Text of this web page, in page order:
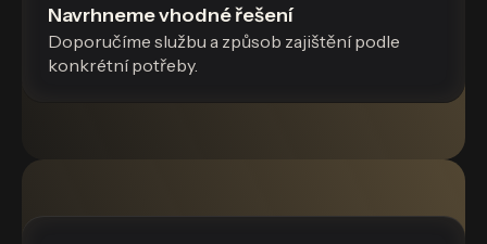
Navrhneme vhodné řešení
Doporučíme službu a způsob zajištění podle
konkrétní potřeby.